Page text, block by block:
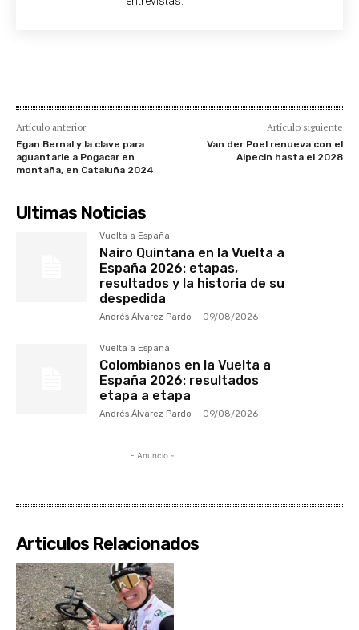
Artículo anterior
Egan Bernal y la clave para
aguantarle a Pogacar en
montaña, en Cataluña 2024
Artículo siguiente
Van der Poel renueva con el
Alpecin hasta el 2028
Ultimas Noticias
Vuelta a España
Nairo Quintana en la Vuelta a
España 2026: etapas,
resultados y la historia de su
despedida
Andrés Álvarez Pardo - 09/08/2026
Vuelta a España
Colombianos en la Vuelta a
España 2026: resultados
etapa a etapa
Andrés Álvarez Pardo - 09/08/2026
- Anuncio -
Articulos Relacionados